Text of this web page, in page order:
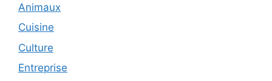
Animaux
Cuisine
Culture
Entreprise